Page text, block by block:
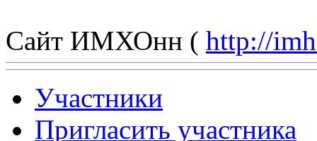
Сайт ИМХОнн ( http://
Участники
Пригласить участника